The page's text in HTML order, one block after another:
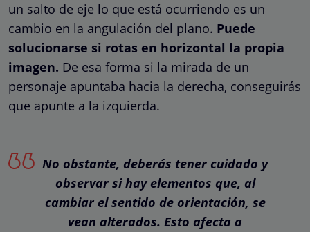
un salto de eje lo que está ocurriendo es un
cambio en la angulación del plano. Puede
solucionarse si rotas en horizontal la propia
imagen. De esa forma si la mirada de un
personaje apuntaba hacia la derecha, conseguirás
que apunte a la izquierda.
No obstante, deberás tener cuidado y
observar si hay elementos que, al
cambiar el sentido de orientación, se
vean alterados. Esto afecta a